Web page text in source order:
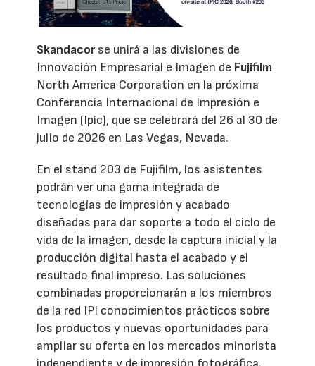
Skandacorse unirá a las divisiones de
Innovación Empresarial e Imagen de Fujifilm
North America Corporation en la próxima
Conferencia Internacional de Impresión e
Imagen (Ipic), que se celebrará del 26 al 30 de
julio de 2026 en Las Vegas, Nevada.
En el stand 203 de Fujifilm, los asistentes
podrán ver una gama integrada de
tecnologías de impresión y acabado
diseñadas para dar soporte a todo el ciclo de
vida de la imagen, desde la captura inicial y la
producción digital hasta el acabado y el
resultado final impreso. Las soluciones
combinadas proporcionarán a los miembros
de la red IPI conocimientos prácticos sobre
los productos y nuevas oportunidades para
ampliar su oferta en los mercados minorista